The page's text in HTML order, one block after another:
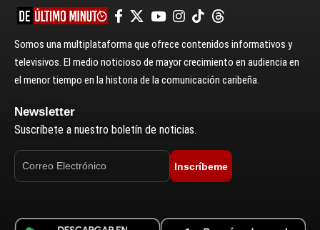
Somos una multiplataforma que ofrece contenidos informativos y
televisivos. El medio noticioso de mayor crecimiento en audiencia en
el menor tiempo en la historia de la comunicación caribeña.
Newsletter
Suscríbete a nuestro boletín de noticias.
Inscríbeme